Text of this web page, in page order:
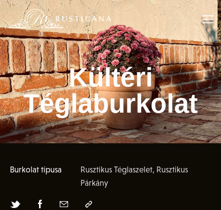
Kültéri
Téglaburkolat
Burkolat típusa
Rusztikus Téglaszelet, Rusztikus
Párkány